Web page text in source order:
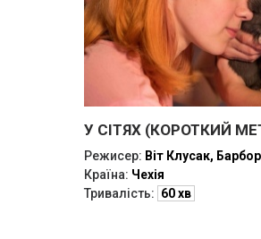
У СІТЯХ (КОРОТКИЙ
Режисер: Віт Клусак,
Країна: Чехія
Тривалість: 60 хв